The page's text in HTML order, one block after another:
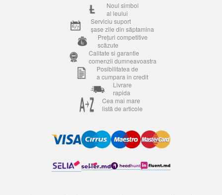
Noul simbol
al leului
Serviciu suport
șase zile din săptamina
Prețuri competitive
scăzute
Calitate si garantie
comenzii dumneavoastra
Posibilitatea de
a cumpara in credit
Livrare
rapida
Cea mai mare
listă de articole